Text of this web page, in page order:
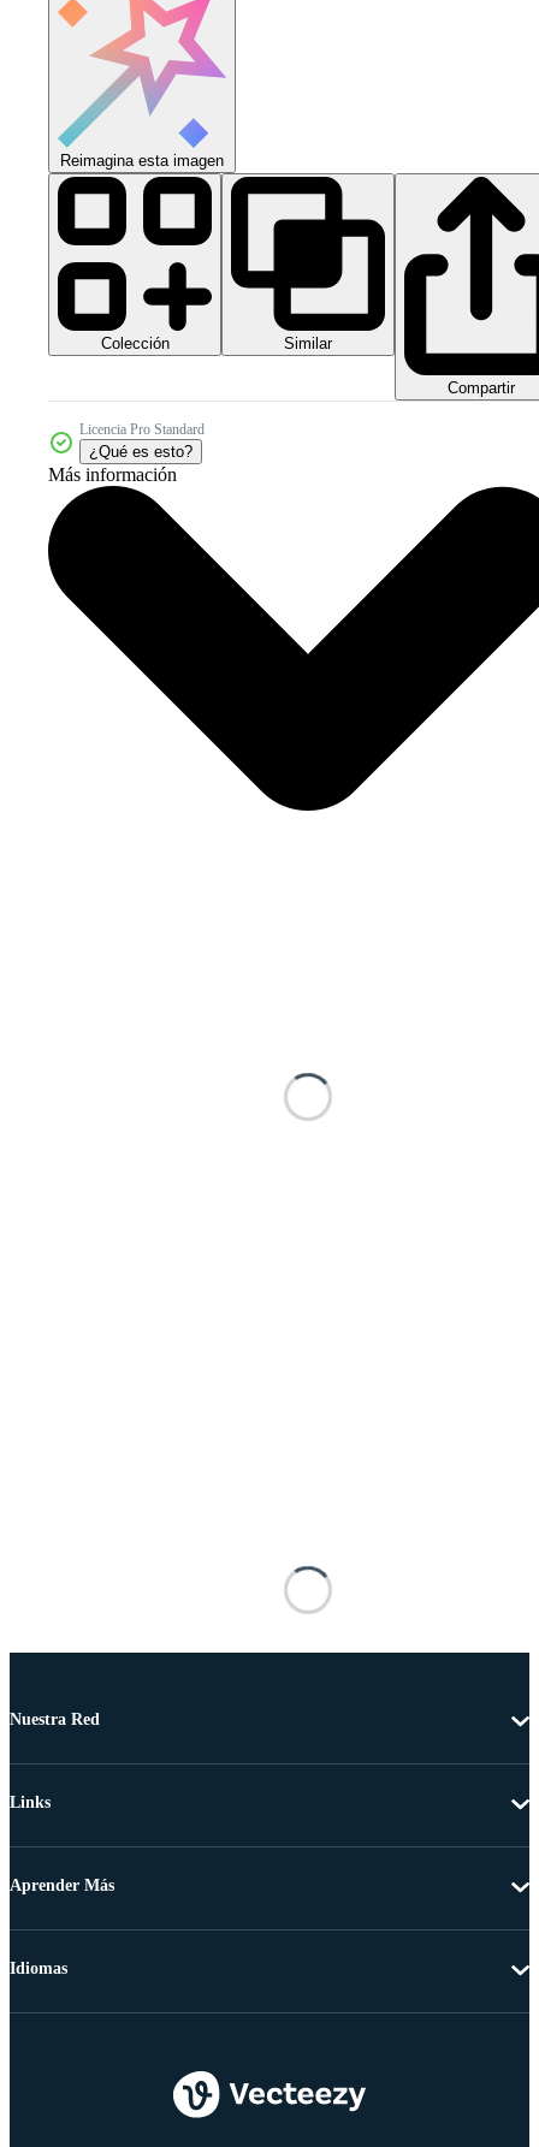
Reimagina esta imagen
Colección Similar
Compartir
Licencia Pro Standard
¿Qué es esto?
Más información
Nuestra Red
Links
Aprender Más
Idiomas